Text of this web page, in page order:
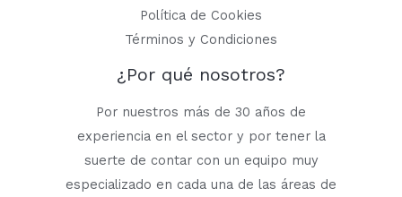
Política de Cookies
Términos y Condiciones
¿Por qué nosotros?
Por nuestros más de 30 años de
experiencia en el sector y por tener la
suerte de contar con un equipo muy
especializado en cada una de las áreas de